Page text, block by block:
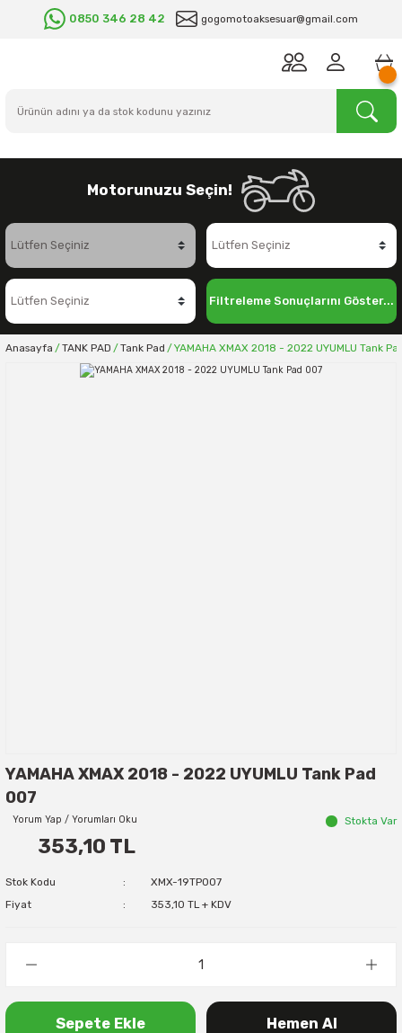
0850 346 28 42 gogomotoaksesuar@gmail.com
Motorunuzu Seçin!
Filtreleme Sonuçlarını Göster...
Anasayfa TANK PAD Tank Pad YAMAHA XMAX 2018 - 2022 UYUMLU Tank
YAMAHA XMAX 2018 - 2022 UYUMLU Tank Pad
007
Yorum Yap / Yorumları Oku Stokta Var
353,10 TL
Stok Kodu
XMX-19TP007
Fiyat
353,10 TL + KDV
Sepete Ekle Hemen Al